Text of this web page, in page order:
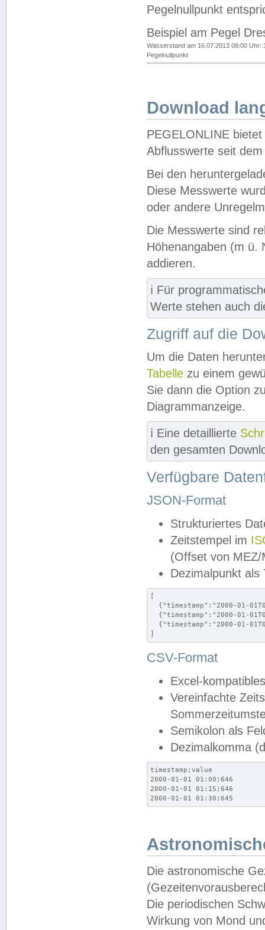
Pegelnullpunkt
Beispiel am Pegel
Wasserstand am 16.07.2013 08:00 Uhr:
Pegelnullpunkt
Download
PEGELONLINE
Abflusswerte seit
Bei den
Diese Messwerte
oder andere
Die Messwerte sind
Höhenangaben (m ü.
addieren.
ℹ️ Für
Werte stehen auch
Zugriff auf die
Um die Daten
Tabelle zu einem
Sie dann die Option
Diagrammanzeige.
ℹ️ Eine detaillierte
den gesamten
Verfügbare
JSON-Format
Strukturiertes
Zeitstempel im
(Offset von MEZ/
Dezimalpunkt als
[
{"timestamp":"2000-01-
{"timestamp":"2000-01-
{"timestamp":"2000-01-
]
CSV-Format
Excel-
Vereinfachte
Semikolon als
Dezimalkomma
timestamp;value
2000-01-01 01:00;646
2000-01-01 01:15;646
2000-01-01 01:30;645
Die astronomische
Die periodischen
Wirkung von Mond